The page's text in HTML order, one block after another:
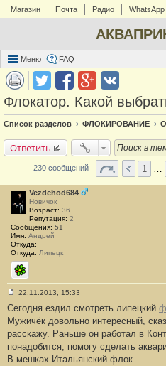
Магазин Почта Радио WhatsApp
Меню FAQ
Флокатор. Какой
Список разделов ФЛОКИРОВАНИЕ
Ответить
230 сообщений 1
Vezdehod684
Новичок
Возраст: 36
Репутация: 2
Сообщения: 51
Имя: Андрей
Откуда:
Откуда: Липецк
ICQ
о
б
щ
н
и
22.11.2013, 15:33
Сегодня ездил смотреть липецкий
Мужичёк довольно интересный,
расскажу. Раньше он работал в
понадобится, помогу сделать
В мешках Итальянский флок.